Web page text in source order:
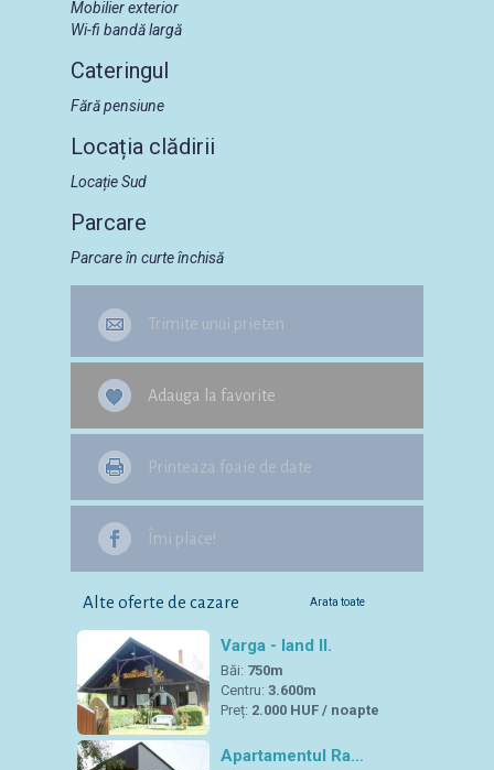
Mobilier exterior
Wi-fi bandă largă
Cateringul
Fără pensiune
Locația clădirii
Locație Sud
Parcare
Parcare în curte închisă
Trimite unui prieten
Adauga la favorite
Printeaza foaie de date
Îmi place!
Alte oferte de cazare Arata toate
Varga - land II.
Băi: 750m
Centru: 3.600m
Preț: 2.000 HUF / noapte
Apartamentul Ra…